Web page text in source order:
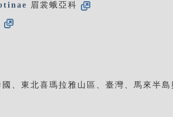
眉裳蛾亞科
國、東北喜瑪拉雅山區、臺灣、馬來半